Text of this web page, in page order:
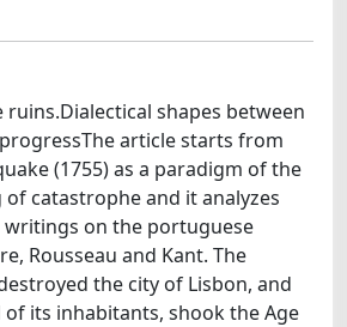
shapes between
article starts from
(1755) as a paradigm of the
catastrophe and it analyzes
on the portuguese
Rousseau and Kant. The
the city of Lisbon, and
its inhabitants, shook the Age